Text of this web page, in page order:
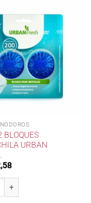
BLOQUES
URBAN